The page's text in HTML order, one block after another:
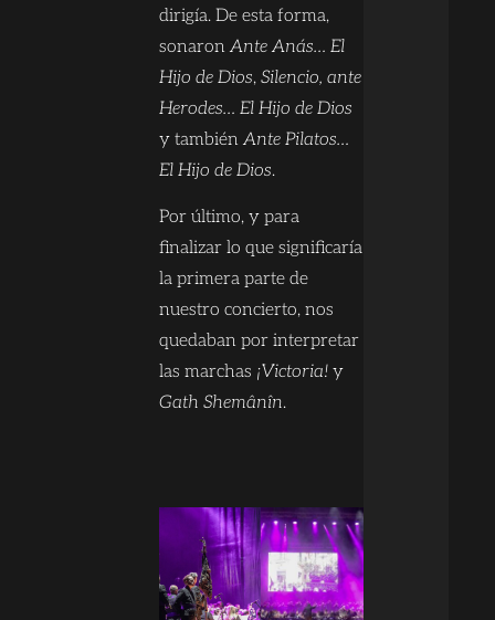
dirigía. De esta forma,
sonaronAnte Anás… El
Hijo de Dios, Silencio, ante
Herodes… El Hijo de Dios
y tambiénAnte Pilatos…
El Hijo de Dios.
Por último, y para
finalizar lo que significaría
la primera parte de
nuestro concierto, nos
quedaban por interpretar
las marchas ¡Victoria!y
Gath Shemânîn.